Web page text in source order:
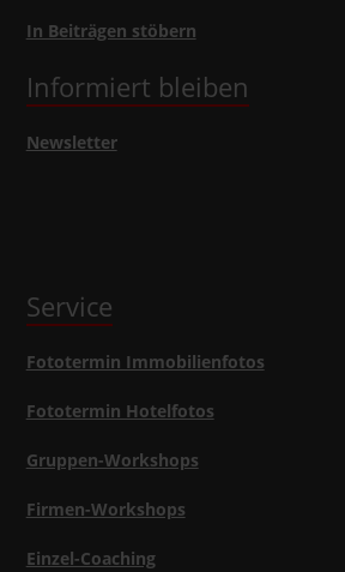
In Beiträgen stöbern
Informiert bleiben
Newsletter
Service
Fototermin Immobilienfotos
Fototermin Hotelfotos
Gruppen-Workshops
Firmen-Workshops
Einzel-Coaching